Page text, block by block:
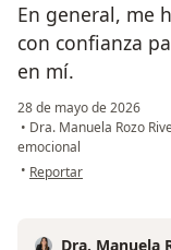
En general, me
con confianza
en mí.
28 de mayo de 2026
• Dra. Manuela Rozo
emocional
• en opinión del usuario
Reportar
Dra. Manuela